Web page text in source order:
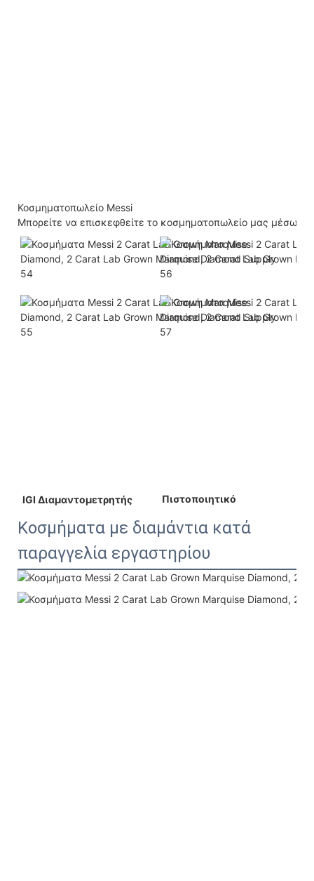
Κοσμηματοπωλείο Messi
Μπορείτε να επισκεφθείτε το κοσμηματοπωλείο μας μέσω
IGI Διαμαντομετρητής Πιστοποιητικό
Κοσμήματα με διαμάντια κατά
παραγγελία εργαστηρίου